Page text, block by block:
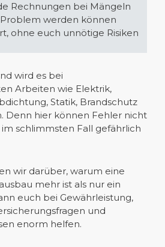
Rechnungen bei Mängeln
werden können
ohne euch unnötige Risiken
wird es bei
Arbeiten wie Elektrik,
Statik, Brandschutz
Denn hier können Fehler nicht
schlimmsten Fall gefährlich
wir darüber, warum eine
mehr ist als nur ein
euch bei Gewährleistung,
und
enorm helfen.